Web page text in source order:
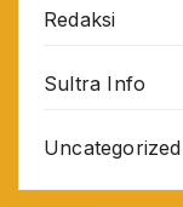
Redaksi
Sultra Info
Uncategorized